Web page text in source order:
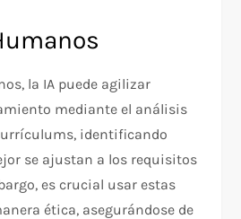
la IA puede agilizar
mediante el análisis
identificando
se ajustan a los requisitos
es crucial usar estas
ética, asegurándose de